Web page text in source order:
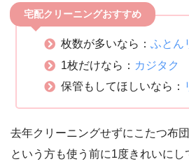
宅配クリーニングおすすめ
枚数が多いなら：ふとん
1枚だけなら： カジタク
保管もしてほしいなら：
去年クリーニングせずにこたつ布
という方も使う前に1度きれいにし